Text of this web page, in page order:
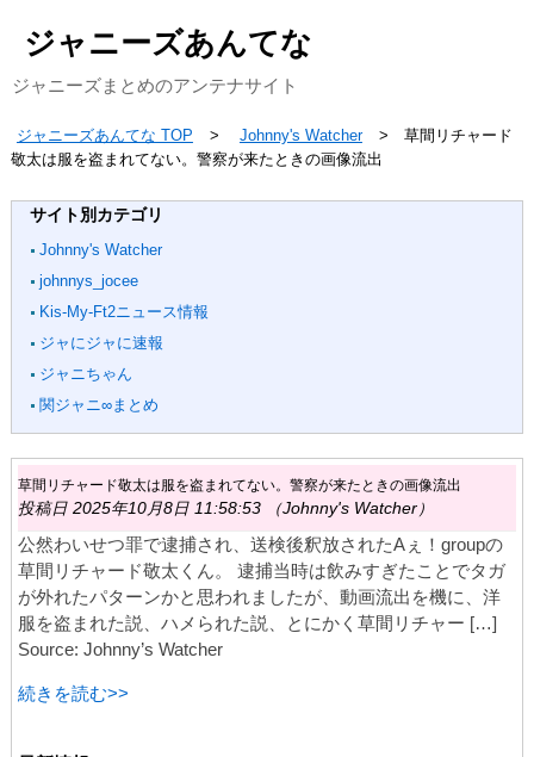
ジャニーズあんてな
ジャニーズまとめのアンテナサイト
ジャニーズあんてな TOP Johnny's Watcher
草間リチャード
敬太は服を盗まれてない。警察が来たときの画像流出
サイト別カテゴリ
Johnny's Watcher
johnnys_jocee
Kis-My-Ft2ニュース情報
ジャにジャに速報
ジャニちゃん
関ジャニ∞まとめ
草間リチャード敬太は服を盗まれてない。警察が来たときの画像流出
投稿日 2025年10月8日 11:58:53 （Johnny's Watcher）
公然わいせつ罪で逮捕され、送検後釈放されたAぇ！groupの
草間リチャード敬太くん。 逮捕当時は飲みすぎたことでタガ
が外れたパターンかと思われましたが、動画流出を機に、洋
服を盗まれた説、ハメられた説、とにかく草間リチャー […]
Source: Johnny’s Watcher
続きを読む>>